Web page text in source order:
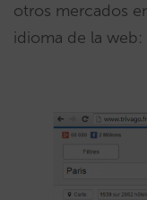
otros mercados
idioma de la web: